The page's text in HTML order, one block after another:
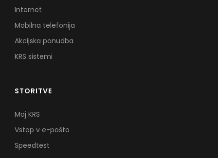
Internet
Mobilna telefonija
Akcijska ponudba
KRS sistemi
STORITVE
Moj KRS
Vstop v e-pošto
Speedtest